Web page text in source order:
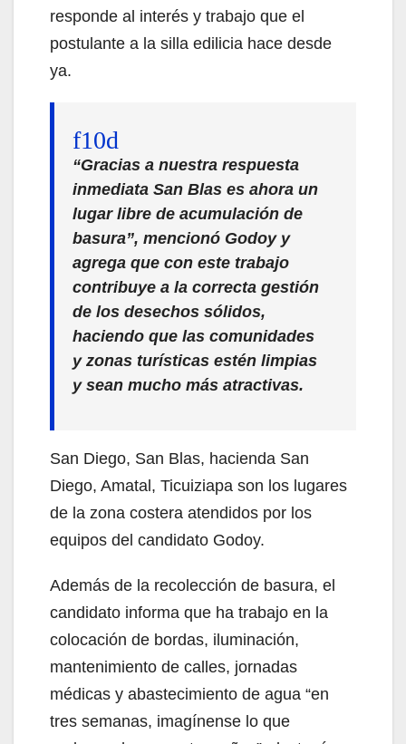
responde al interés y trabajo que el
postulante a la silla edilicia hace desde
ya.
“Gracias a nuestra respuesta
inmediata San Blas es ahora un
lugar libre de acumulación de
basura”, mencionó Godoy y
agrega que con este trabajo
contribuye a la correcta gestión
de los desechos sólidos,
haciendo que las comunidades
y zonas turísticas estén limpias
y sean mucho más atractivas.
San Diego, San Blas, hacienda San
Diego, Amatal, Ticuiziapa son los lugares
de la zona costera atendidos por los
equipos del candidato Godoy.
Además de la recolección de basura, el
candidato informa que ha trabajo en la
colocación de bordas, iluminación,
mantenimiento de calles, jornadas
médicas y abastecimiento de agua “en
tres semanas, imagínense lo que